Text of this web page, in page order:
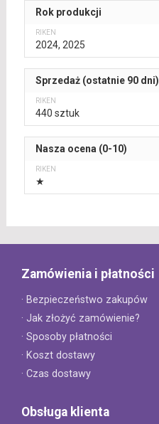
Rok produkcji
2024, 2025
Sprzedaż (ostatnie 90 dni)
440 sztuk
Nasza ocena (0-10)
★
Zamówienia i płatności
· Bezpieczeństwo zakupów
· Jak złożyć zamówienie?
· Sposoby płatności
· Koszt dostawy
· Czas dostawy
Obsługa klienta